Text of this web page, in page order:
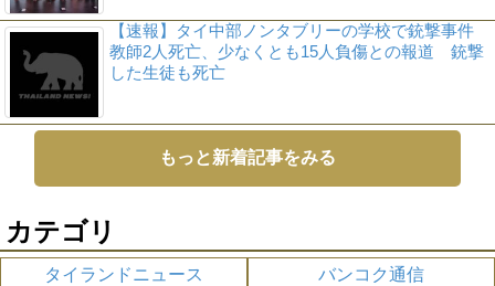
【速報】タイ中部ノンタブリーの学校で銃撃事件
教師2人死亡、少なくとも15人負傷との報道 銃撃
した生徒も死亡
もっと新着記事をみる
カテゴリ
タイランドニュース
バンコク通信